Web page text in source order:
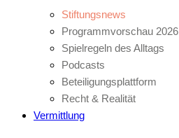
Stiftungsnews
Programmvorschau 2026
Spielregeln des Alltags
Podcasts
Beteiligungsplattform
Recht & Realität
Vermittlung